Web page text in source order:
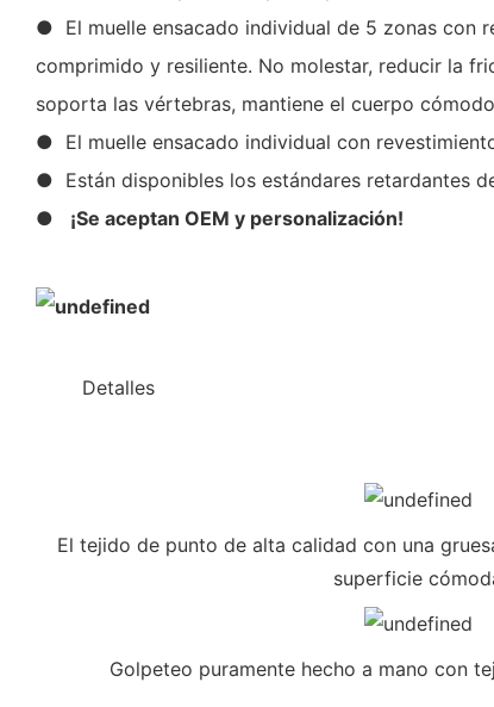
● El muelle ensacado individual de 5 zonas con
comprimido y resiliente. No molestar, reducir la
soporta las vértebras, mantiene el cuerpo
● El muelle ensacado individual con
● Están disponibles los estándares retardantes
●
¡Se aceptan OEM y personalización!
Detalles
El tejido de punto de alta calidad con una
superficie
Golpeteo puramente hecho a mano con